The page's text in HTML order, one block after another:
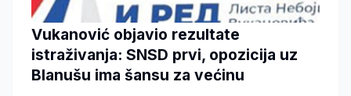
Vukanović objavio rezultate
istraživanja: SNSD prvi, opozicija uz
Blanušu ima šansu za većinu